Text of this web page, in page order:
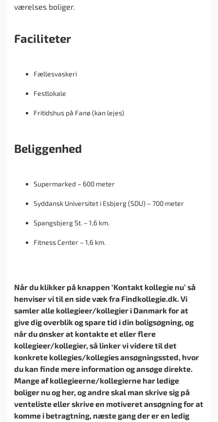
værelses boliger.
Faciliteter
Fællesvaskeri
Festlokale
Fritidshus på Fanø (kan lejes)
Beliggenhed
Supermarked – 600 meter
Syddansk Universitet i Esbjerg (SDU) – 700 meter
Spangsbjerg St. – 1,6 km.
Fitness Center – 1,6 km.
Når du klikker på knappen ‘Kontakt kollegie nu’ så
henviser vi til en side væk fra Findkollegie.dk. Vi
samler alle kollegieer/kollegier i Danmark for at
give dig overblik og spare tid i din boligsøgning, og
når du ønsker at kontakte et eller flere
kollegieer/kollegier, så linker vi videre til det
konkrete kollegies/kollegies ansøgningssted, hvor
du kan finde mere information og ansøge direkte.
Mange af kollegieerne/kollegierne har ledige
boliger nu og her, og andre skal man skrive sig på
venteliste eller skrive en motiveret ansøgning for at
komme i betragtning, næste gang der er en ledig